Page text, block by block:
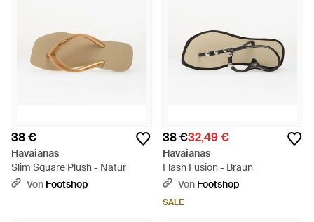
38 €
Havaianas
Slim Square Plush - Natur
Von Footshop
38 €32,49 €
Havaianas
Flash Fusion - Braun
Von Footshop
SALE